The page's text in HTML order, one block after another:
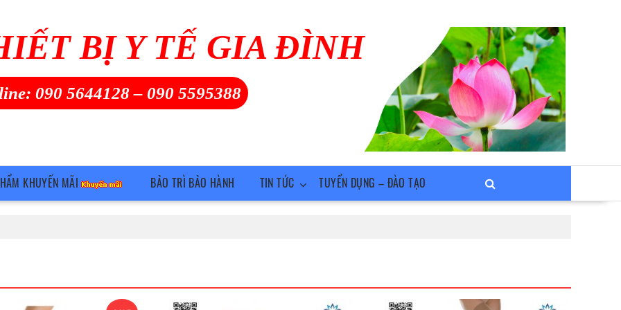
BỊ Y TẾ GIA ĐÌNH
090 5644128 – 090 5595388
KHUYẾN MÃI BẢO TRÌ BẢO HÀNH TIN TỨC TUYỂN DỤNG – ĐÀO TẠO